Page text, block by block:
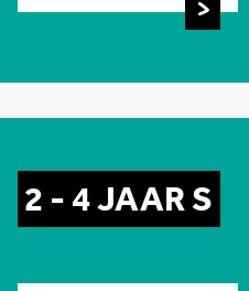
2 - 4 JAAR S